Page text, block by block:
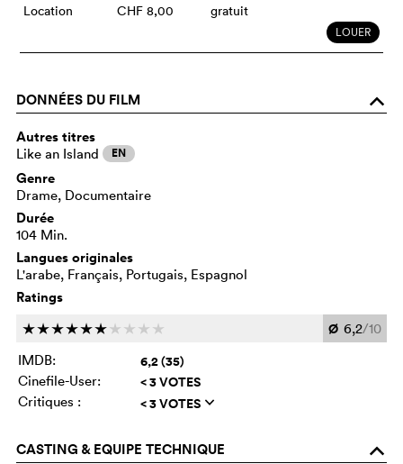
Location CHF 8,00 gratuit
LOUER
DONNÉES DU FILM o
Autres titres
Like an Island EN
Genre
Drame, Documentaire
Durée
104 Min.
Langues originales
L'arabe, Français, Portugais, Espagnol
Ratings
cccccc c c c c Ø 6,2/10
IMDB:
6,2 (35)
Cinefile-User: < 3 VOTES
Critiques : < 3 VOTES q
CASTING & EQUIPE TECHNIQUE o